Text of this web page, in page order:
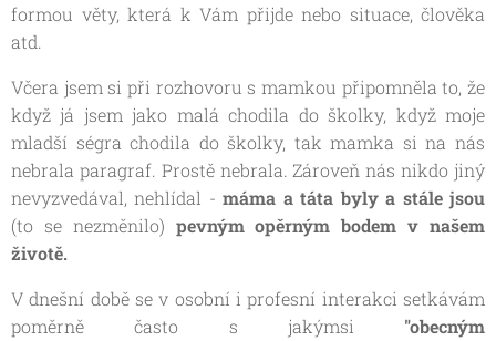
formou věty, která k Vám přijde nebo situace, člověka
atd.
Včera jsem si při rozhovoru s mamkou připomněla to, že
když já jsem jako malá chodila do školky, když moje
mladší ségra chodila do školky, tak mamka si na nás
nebrala paragraf. Prostě nebrala. Zároveň nás nikdo jiný
nevyzvedával, nehlídal -máma a táta byly a stále jsou
(to se nezměnilo) pevným opěrným bodem v našem
životě.
V dnešní době se v osobní i profesní interakci setkávám
poměrně často s jakýmsi "obecným